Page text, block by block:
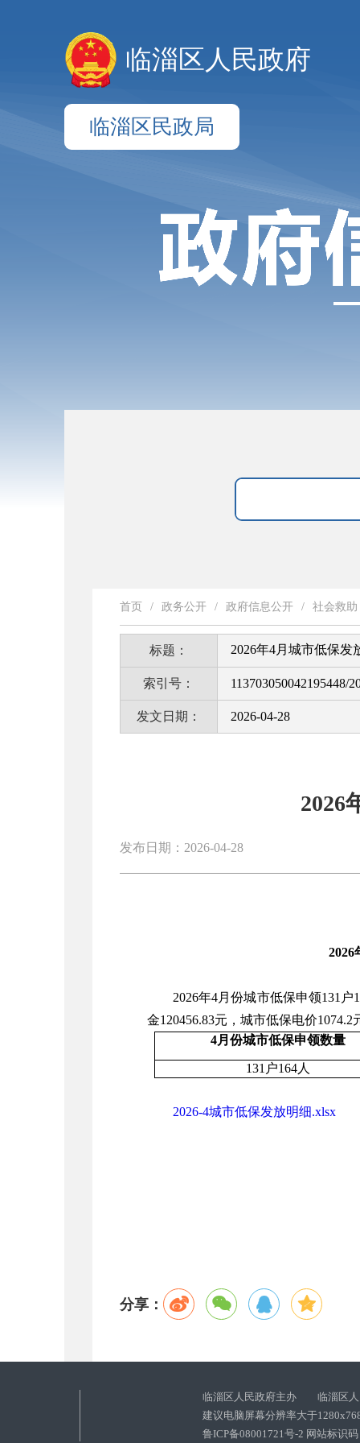
临淄区人民政府
临淄区民政局
首页 / 政务公开 / 政府信息公开 / 社会救助
标题： 2026年4月城市低保发
索引号： 113703050042195448/
发文日期： 2026-04-28
2026
发布日期：2026-04-28
2026
2026年4月份城市低保申领131
金120456.83元，城市低保电价1074.2
4月份城市低保申领数量
131户164人
2026-4城市低保发放明细.xlsx
分享：
临淄区人民政府主办 临淄区人
建议电脑屏幕分辨率大于
鲁ICP备08001721号-2 网站标识